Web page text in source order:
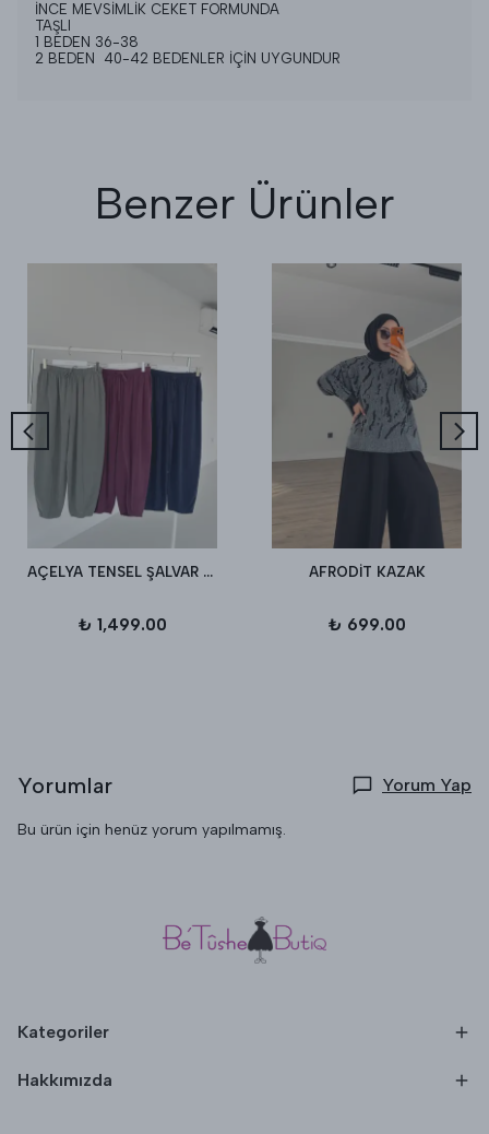
İNCE MEVSİMLİK CEKET FORMUNDA
TAŞLI
1 BEDEN 36-38
2 BEDEN 40-42 BEDENLER İÇİN UYGUNDUR
Benzer Ürünler
AÇELYA TENSEL ŞALVAR PANTALON
₺ 1,499.00
AFRODİT KAZAK
₺ 699.00
Yorumlar Yorum Yap
Bu ürün için henüz yorum yapılmamış.
Kategoriler
Hakkımızda